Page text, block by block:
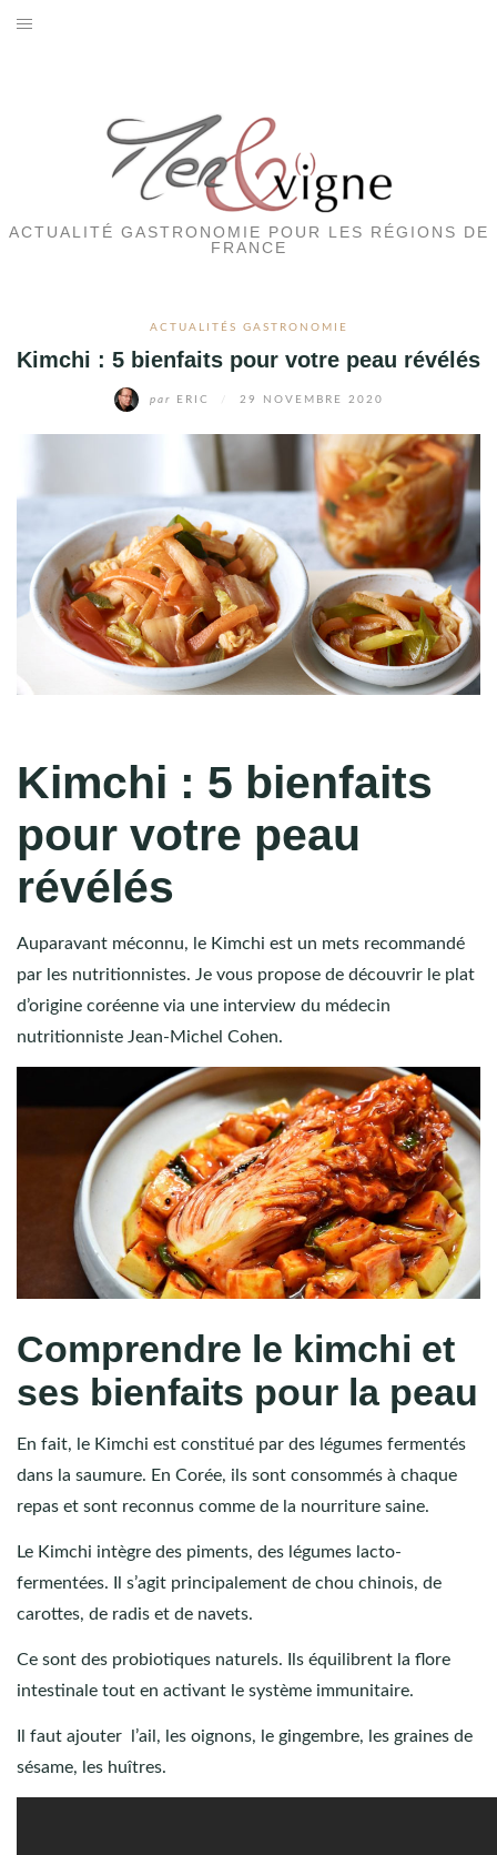
ACTUALITÉ GASTRONOMIE POUR LES RÉGIONS DE
FRANCE
ACTUALITÉS GASTRONOMIE
Kimchi : 5 bienfaits pour votre peau révélés
par ERIC 29 NOVEMBRE 2020
Kimchi : 5 bienfaits
pour votre peau
révélés
Auparavant méconnu, le Kimchi est un mets recommandé
par les nutritionnistes. Je vous propose de découvrir le plat
d’origine coréenne via une interview du médecin
nutritionniste Jean-Michel Cohen.
Comprendre le kimchi et
ses bienfaits pour la peau
En fait, le Kimchi est constitué par des légumes fermentés
dans la saumure. En Corée, ils sont consommés à chaque
repas et sont reconnus comme de la nourriture saine.
Le Kimchi intègre des piments, des légumes lacto-
fermentées. Il s’agit principalement de chou chinois, de
carottes, de radis et de navets.
Ce sont des probiotiques naturels. Ils équilibrent la flore
intestinale tout en activant le système immunitaire.
Il faut ajouter l’ail, les oignons, le gingembre, les graines de
sésame, les huîtres.
RESTAURANTS